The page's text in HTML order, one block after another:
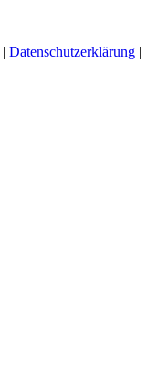
| Datenschutzerklärung |